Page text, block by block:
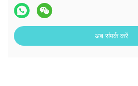
अब संपर्क करें